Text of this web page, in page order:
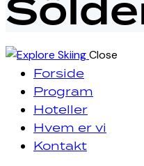
Close
Forside
Program
Hoteller
Hvem er vi
Kontakt